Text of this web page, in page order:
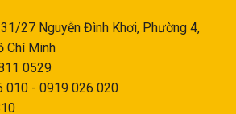
27 Nguyễn Đình Khơi, Phường 4,
Chí Minh
0529
010 - 0919 026 020